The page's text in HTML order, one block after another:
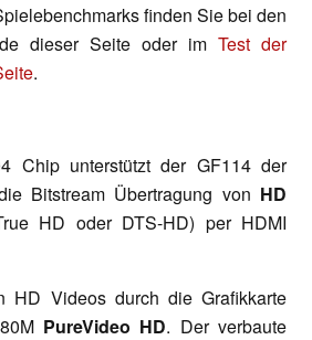
finden Sie bei den
dieser Seite oder im Test der
.
Chip unterstützt der GF114 der
Bitstream Übertragung von HD
HD oder DTS-HD) per HDMI
HD Videos durch die Grafikkarte
PureVideo HD. Der verbaute